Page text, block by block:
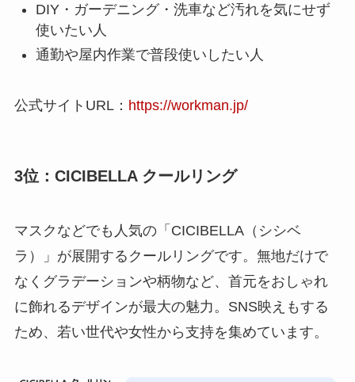
DIY・ガーデニング・洗車など汚れを気にせず
使いたい人
通勤や屋内作業で普段使いしたい人
公式サイトURL： https://workman.jp/
3位：CICIBELLA クールリング
マスクなどでも人気の「CICIBELLA（シシベ
ラ）」が展開するクールリングです。無地だけで
なくグラデーションや柄物など、首元をおしゃれ
に飾れるデザインが最大の魅力。SNS映えもする
ため、若い世代や女性から支持を集めています。